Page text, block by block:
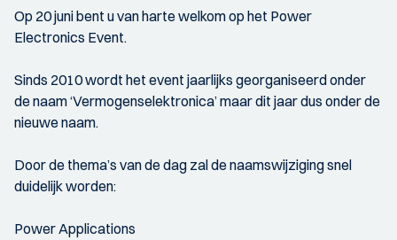
Op 20 juni bent u van harte welkom op het Power
Electronics Event.
Sinds 2010 wordt het event jaarlijks georganiseerd onder
de naam ‘Vermogenselektronica’ maar dit jaar dus onder de
nieuwe naam.
Door de thema’s van de dag zal de naamswijziging snel
duidelijk worden:
Power Applications